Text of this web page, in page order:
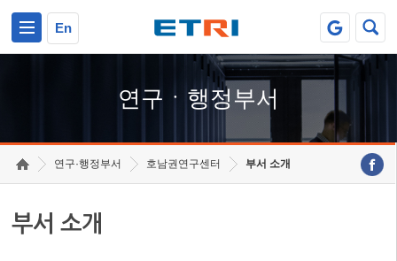
En
연구ㆍ행정부서
연구·행정부서 호남권연구센터 부서 소개
부서 소개